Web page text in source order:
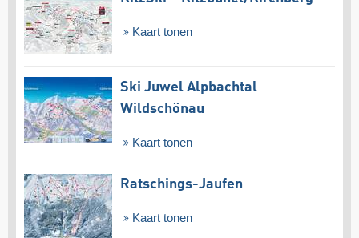
Kaart tonen
Ski Juwel Alpbachtal
Wildschönau
Kaart tonen
Ratschings-Jaufen
Kaart tonen